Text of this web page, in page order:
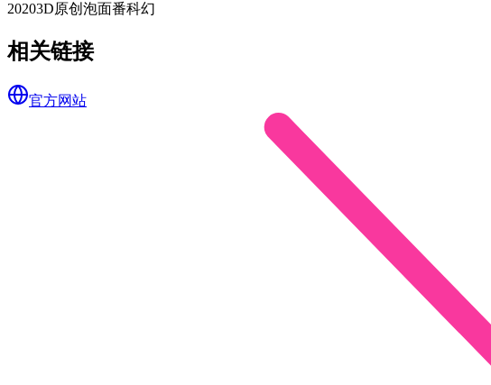
20203D原创 泡面番科幻
相关链接
官方网站